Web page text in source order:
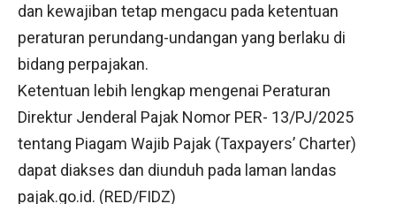
dan kewajiban tetap mengacu pada ketentuan
peraturan perundang-undangan yang berlaku di
bidang perpajakan.
Ketentuan lebih lengkap mengenai Peraturan
Direktur Jenderal Pajak Nomor PER- 13/PJ/2025
tentang Piagam Wajib Pajak (Taxpayers’ Charter)
dapat diakses dan diunduh pada laman landas
pajak.go.id. (RED/FIDZ)